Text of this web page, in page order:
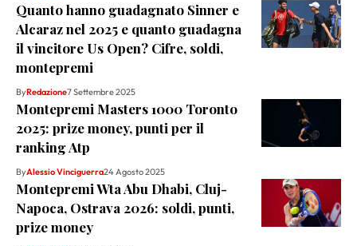
Quanto hanno guadagnato Sinner e
Alcaraz nel 2025 e quanto guadagna
il vincitore Us Open? Cifre, soldi,
montepremi
ByRedazione7 Settembre 2025
Montepremi Masters 1000 Toronto
2025: prize money, punti per il
ranking Atp
ByAlessio Vinciguerra24 Agosto 2025
Montepremi Wta Abu Dhabi, Cluj-
Napoca, Ostrava 2026: soldi, punti,
prize money